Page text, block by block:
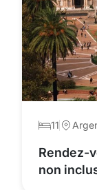
11
Rendez-
non